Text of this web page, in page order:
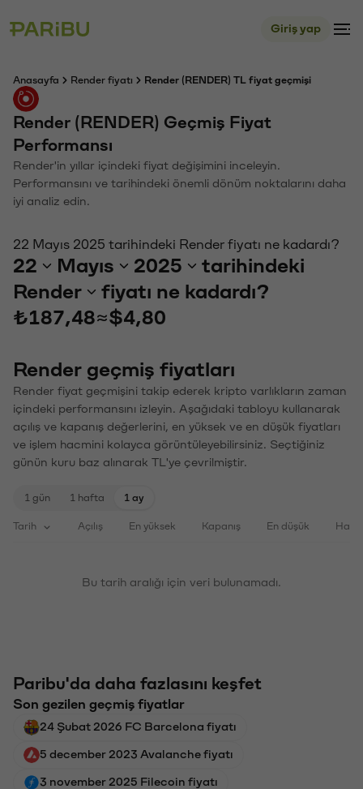
Giriş yap
Anasayfa Render fiyatı Render (RENDER) TL fiyat geçmişi
Render (RENDER) Geçmiş Fiyat
Performansı
Render'in yıllar içindeki fiyat değişimini inceleyin.
Performansını ve tarihindeki önemli dönüm noktalarını daha
iyi analiz edin.
22 Mayıs 2025 tarihindeki Render fiyatı ne kadardı?
22 Mayıs 2025
tarihindeki
Render
fiyatı ne kadardı?
₺187,48≈$4,80
Render geçmiş fiyatları
Render fiyat geçmişini takip ederek kripto varlıkların zaman
içindeki performansını izleyin. Aşağıdaki tabloyu kullanarak
açılış ve kapanış değerlerini, en yüksek ve en düşük fiyatları
ve işlem hacmini kolayca görüntüleyebilirsiniz. Seçtiğiniz
günün kuru baz alınarak TL'ye çevrilmiştir.
1 gün 1 hafta 1 ay
Tarih Açılış En yüksek Kapanış En düşük
Bu tarih aralığı için veri bulunamadı.
Paribu'da daha fazlasını keşfet
Son gezilen geçmiş fiyatlar
24 Şubat 2026 FC Barcelona fiyatı
5 december 2023 Avalanche fiyatı
3 november 2025 Filecoin fiyatı